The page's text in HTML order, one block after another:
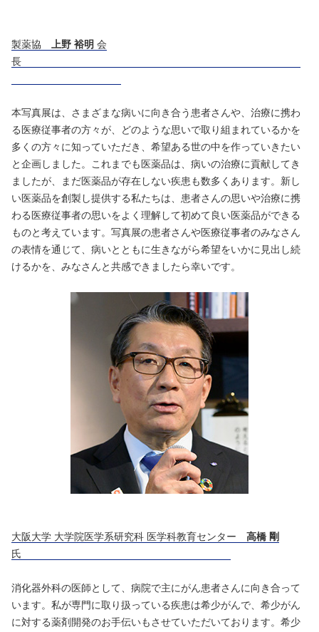
製薬協 上野 裕明 会
長
本写真展は、さまざまな病いに向き合う患者さんや、治療に携わ
る医療従事者の方々が、どのような思いで取り組まれているかを
多くの方々に知っていただき、希望ある世の中を作っていきたい
と企画しました。これまでも医薬品は、病いの治療に貢献してき
ましたが、まだ医薬品が存在しない疾患も数多くあります。新し
い医薬品を創製し提供する私たちは、患者さんの思いや治療に携
わる医療従事者の思いをよく理解して初めて良い医薬品ができる
ものと考えています。写真展の患者さんや医療従事者のみなさん
の表情を通じて、病いとともに生きながら希望をいかに見出し続
けるかを、みなさんと共感できましたら幸いです。
大阪大学 大学院医学系研究科 医学科教育センター 高橋 剛
氏
消化器外科の医師として、病院で主にがん患者さんに向き合って
います。私が専門に取り扱っている疾患は希少がんで、希少がん
に対する薬剤開発のお手伝いもさせていただいております。希少